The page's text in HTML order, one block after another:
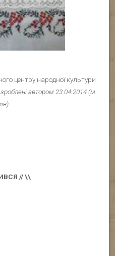
центру народної культури
автором 23.04.2014 (м.
.
// \\